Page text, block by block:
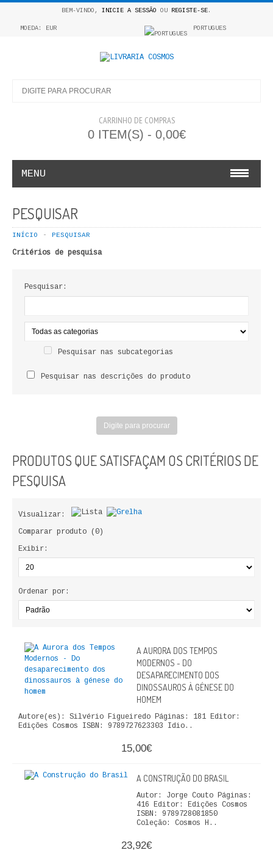
BEM-VINDO, INICIE A SESSÃO OU REGISTE-SE.
MOEDA: EUR PORTUGUES
CARRINHO DE COMPRAS
0 ITEM(S) - 0,00€
MENU
COSMOS INFANTIL
COLEÇÃO APRENDE A COLORIR
LIVROS DE PINTAR
ANTROPOLOGIA E SOCIOLOGIA
DIREITO
COSMOS DIREITO
ECONOMIA, GESTÃO, CONTABILIDADE
ANÁLISE DA ACÇÃO EDUCATIVA
COLEÇÃO PONTO DE INTERROGAÇÃO
COLEÇÃO PONTO E VÍRGULA
HISTÓRIA
HISTÓRIA DE PORTUGAL
LITERATURA
PESQUISAR
INÍCIO PESQUISAR
Critérios de pesquisa
Pesquisar:
Pesquisar nas subcategorias
Pesquisar nas descrições do produto
PRODUTOS QUE SATISFAÇAM OS CRITÉRIOS DE
PESQUISA
Visualizar:
Comparar produto (0)
Exibir:
Ordenar por:
A AURORA DOS TEMPOS
MODERNOS - DO
DESAPARECIMENTO DOS
DINOSSAUROS À GÉNESE DO
HOMEM
Autore(es): Silvério Figueiredo Páginas: 181 Editor:
Edições Cosmos ISBN: 9789727623303 Idio..
15,00€
A CONSTRUÇÃO DO BRASIL
Autor: Jorge Couto Páginas:
416 Editor: Edições Cosmos
ISBN: 9789728081850
Coleção: Cosmos H..
23,92€